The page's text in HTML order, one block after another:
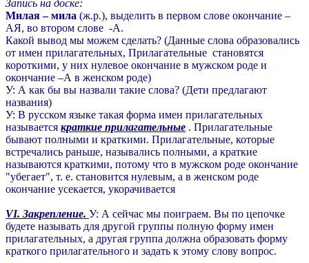
Запись на доске:
Милая – мила (ж.р.), выделить в первом слове окончание –
АЯ, во втором слове -А.
Какой вывод мы можем сделать? (Данные слова образовались
от имен прилагательных, Прилагательные становятся
короткими, у них нулевое окончание в мужском роде и
окончание –А в женском роде)
У: А как бы вы назвали такие слова? (Дети предлагают
названия)
У: В русском языке такая форма имен прилагательных
называется краткие прилагательные . Прилагательные
бывают полными и краткими. Прилагательные, которые
встречались раньше, назывались полными, а краткие
называются краткими, потому что в мужском роде окончание
"убегает", т. е. становится нулевым, а в женском роде
окончание усекается, укорачивается
VI. Закрепление. У: А сейчас мы поиграем. Вы по цепочке
будете называть для другой группы полную форму имен
прилагательных, а другая группа должна образовать форму
краткого прилагательного и задать к этому слову вопрос.